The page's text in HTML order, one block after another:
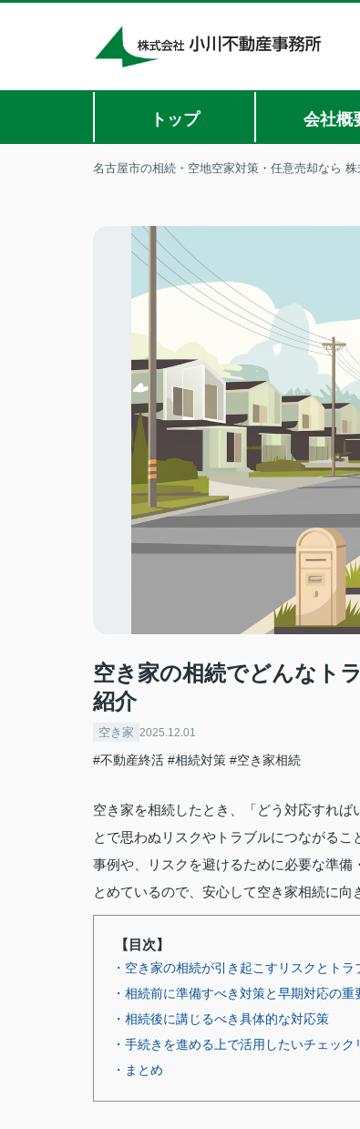
トップ 会社概
名古屋市の相続・空地空家対策・任意売却なら
空き家の相続でどんなト
紹介
空き家 2025.12.01
#不動産終活 #相続対策 #空き家相続
空き家を相続したとき、「どう対応すれ
とで思わぬリスクやトラブルにつながる
事例や、リスクを避けるために必要な準
とめているので、安心して空き家相続に向
【目次】
・空き家の相続が引き起こすリスクとトラ
・相続前に準備すべき対策と早期対応の重
・相続後に講じるべき具体的な対応策
・手続きを進める上で活用したいチェッ
・まとめ